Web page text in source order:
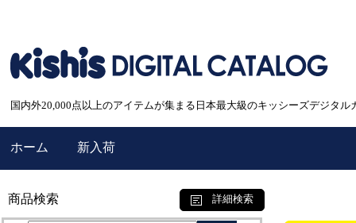
国内外20,000点以上のアイテムが集まる日本最大級のキッシーズデジタル
ホーム 新入荷
商品検索 詳細検索